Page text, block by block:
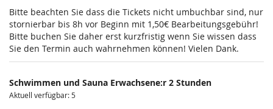
Bitte beachten Sie dass die Tickets nicht umbuchbar sind, nur
stornierbar bis 8h vor Beginn mit 1,50€ Bearbeitungsgebühr!
Bitte buchen Sie daher erst kurzfristig wenn Sie wissen dass
Sie den Termin auch wahrnehmen können! Vielen Dank.
Schwimmen und Sauna Erwachsene:r 2 Stunden
Aktuell verfügbar: 5